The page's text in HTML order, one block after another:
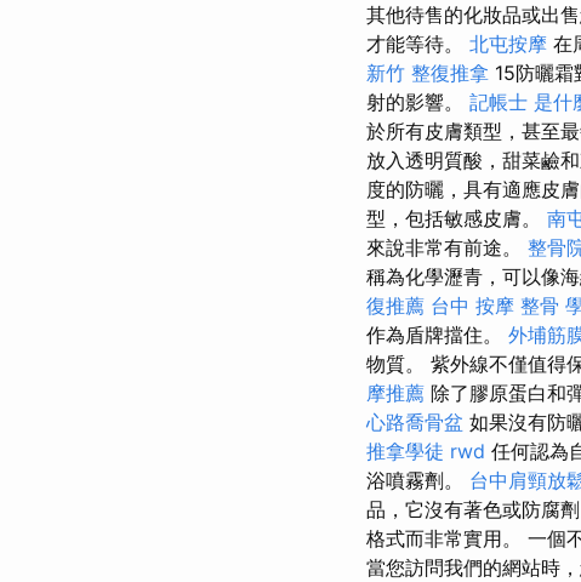
其他待售的化妝品或出
才能等待。 北屯按摩 在
新竹 整復推拿 15防曬霜
射的影響。 記帳士 是什
於所有皮膚類型，甚至
放入透明質酸，甜菜鹼
度的防曬，具有適應皮
型，包括敏感皮膚。 南
來說非常有前途。 整骨
稱為化學瀝青，可以像
復推薦 台中 按摩 整骨
作為盾牌擋住。 外埔筋
物質。 紫外線不僅值得
摩推薦 除了膠原蛋白和
心路喬骨盆 如果沒有防
推拿學徒 rwd 任何認為
浴噴霧劑。 台中肩頸放
品，它沒有著色或防腐
格式而非常實用。 一個
當您訪問我們的網站時